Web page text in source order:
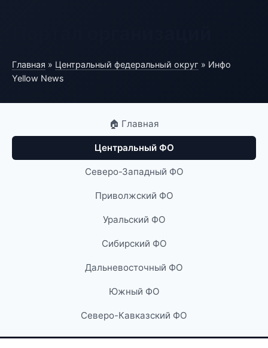
Главная » Центральный федеральный округ » Инфо
Yellow News
🏠 Главная
Центральный ФО
Северо-Западный ФО
Приволжский ФО
Уральский ФО
Сибирский ФО
Дальневосточный ФО
Южный ФО
Северо-Кавказский ФО